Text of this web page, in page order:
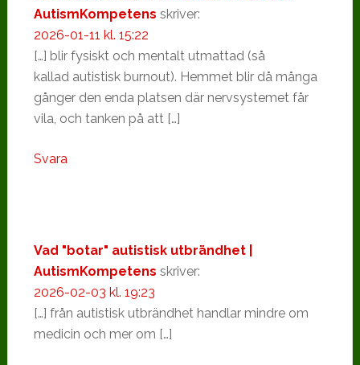
AutismKompetens skriver:
2026-01-11 kl. 15:22
[…] blir fysiskt och mentalt utmattad (så
kallad autistisk burnout). Hemmet blir då många
gånger den enda platsen där nervsystemet får
vila, och tanken på att […]
Svara
Vad "botar" autistisk utbrändhet |
AutismKompetens skriver:
2026-02-03 kl. 19:23
[…] från autistisk utbrändhet handlar mindre om
medicin och mer om […]